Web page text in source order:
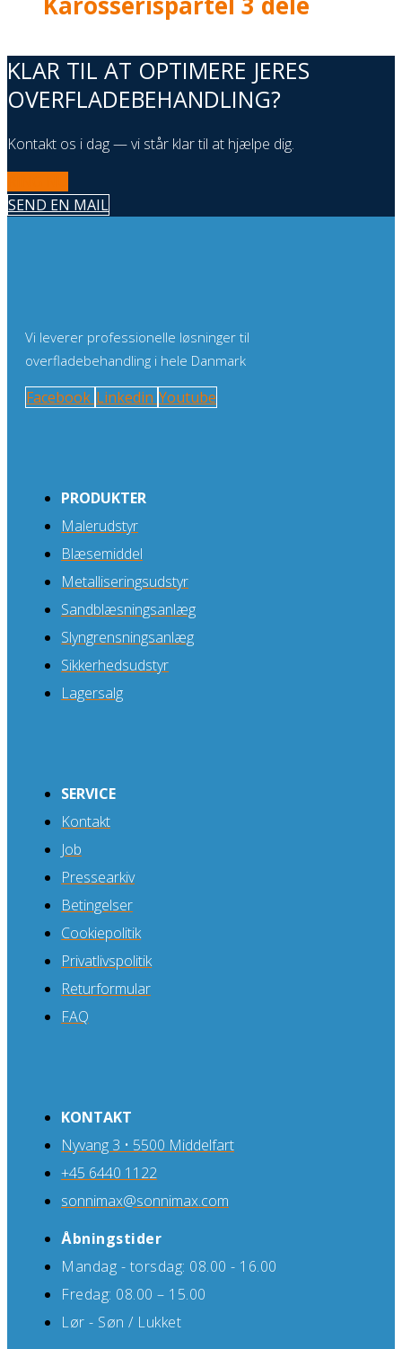
KLAR TIL AT OPTIMERE JERES
OVERFLADEBEHANDLING?
Kontakt os i dag — vi står klar til at hjælpe dig.
SEND EN MAIL
Vi leverer professionelle løsninger til
overfladebehandling i hele Danmark
Facebook Linkedin Youtube
PRODUKTER
Malerudstyr
Blæsemiddel
Metalliseringsudstyr
Sandblæsningsanlæg
Slyngrensningsanlæg
Sikkerhedsudstyr
Lagersalg
SERVICE
Kontakt
Job
Pressearkiv
Betingelser
Cookiepolitik
Privatlivspolitik
Returformular
FAQ
KONTAKT
Nyvang 3 • 5500 Middelfart
+45 6440 1122
sonnimax@sonnimax.com
Åbningstider
Mandag - torsdag: 08.00 - 16.00
Fredag: 08.00 – 15.00
Lør - Søn / Lukket